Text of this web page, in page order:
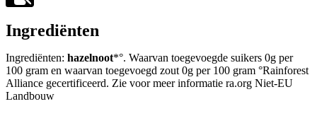
Ingrediënten
Ingrediënten: hazelnoot*°. Waarvan toegevoegde suikers 0g per
100 gram en waarvan toegevoegd zout 0g per 100 gram °Rainforest
Alliance gecertificeerd. Zie voor meer informatie ra.org Niet-EU
Landbouw